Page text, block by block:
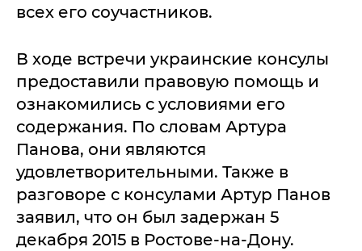
всех его соучастников.
В ходе встречи украинские консулы
предоставили правовую помощь и
ознакомились с условиями его
содержания. По словам Артура
Панова, они являются
удовлетворительными. Также в
разговоре с консулами Артур Панов
заявил, что он был задержан 5
декабря 2015 в Ростове-на-Дону.